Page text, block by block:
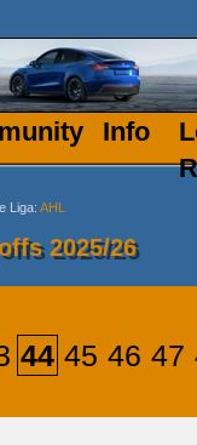
Info
Liga: AHL
2025/26
44 45 46 47